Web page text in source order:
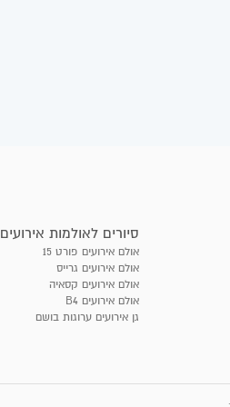
סיורים לאולמות אירועים
אולם אירועים פורט 15
אולם אירועים גרייס
אולם אירועים קסאיה
אולם אירועים B4
גן אירועים ערוגות בושם